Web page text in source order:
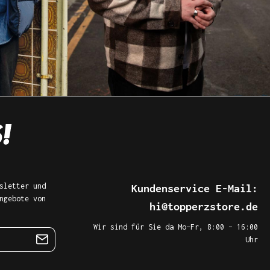
und
von
Kundenservice E-Mail:
hi@topperzstore.de
Wir sind für Sie da Mo–Fr, 8:00 – 16:00
Uhr